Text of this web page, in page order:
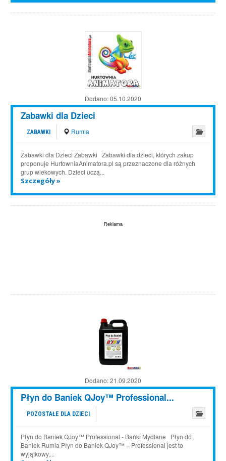
Dodano:05.10.2020
Zabawki dla Dzieci
ZABAWKI Rumia
Zabawki dla Dzieci Zabawki Zabawki dla dzieci, których zakup
proponuje HurtowniaAnimatora.pl są przeznaczone dla różnych
grup wiekowych. Dzieci uczą...
Szczegóły »
Dodano:21.09.2020
Płyn do Baniek QJoy™ Professional...
POZOSTAŁE DLA DZIECI
Płyn do Baniek QJoy™ Professional - Bańki Mydlane Płyn do
Baniek Rumia Płyn do Baniek QJoy™ – Professional jest to
wyjątkowy,...